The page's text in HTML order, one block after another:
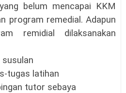
belum mencapai KKM
program remedial. Adapun
remidial dilaksanakan
susulan
tugas latihan
tutor sebaya